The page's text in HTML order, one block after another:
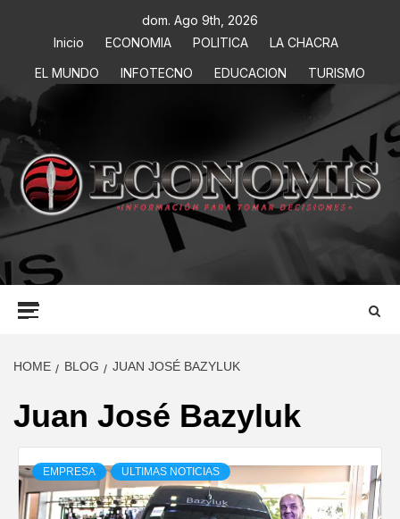
dom. Ago 9th, 2026
Inicio
ECONOMIA POLITICA
LA CHACRA
EL MUNDO
INFOTECNO EDUCACION TURISMO
ECONOMIS
INFORMACIÓN PARA TOMAR DECISIONES
HOME BLOG JUAN JOSÉ BAZYLUK
Juan José Bazyluk
EMPRESA ULTIMAS NOTICIAS